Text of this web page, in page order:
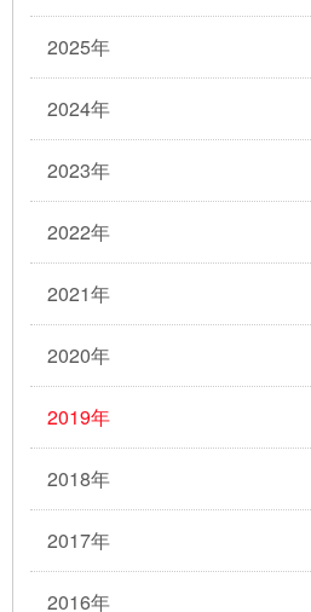
2025年
2024年
2023年
2022年
2021年
2020年
2019年
2018年
2017年
2016年